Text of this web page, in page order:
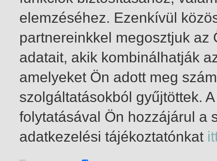
1-2 / insgesamt 2 Treffer
elemzéséhez. Ezenkívül
partnereinkkel megosztjuk
adatait, akik kombinálhatják
amelyeket Ön adott meg
szolgáltatásokból gyűjtöttek.
folytatásával Ön hozzájárul a
adatkezelési tájékoztatónkat